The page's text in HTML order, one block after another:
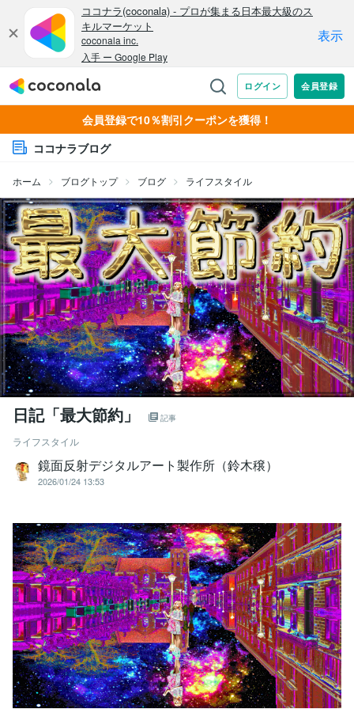
会員登録で10％割引クーポンを獲得！
ココナラブログ
ホーム ブログトップ ブログ ライフスタイル
日記「最大節約」 記事
ライフスタイル
鏡面反射デジタルアート製作所（鈴木穣）
2026/01/24 13:53